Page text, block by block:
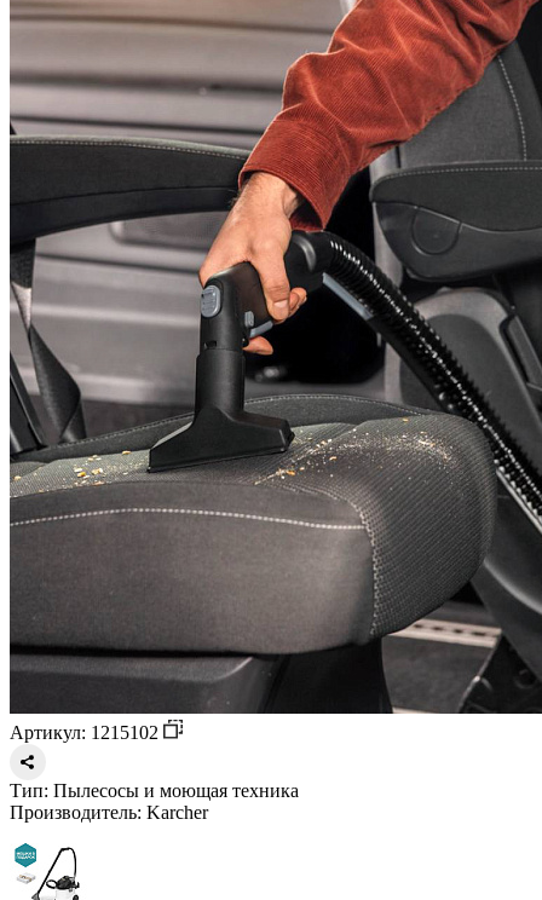
Артикул: 1215102
Тип: Пылесосы и моющая техника
Производитель: Karcher